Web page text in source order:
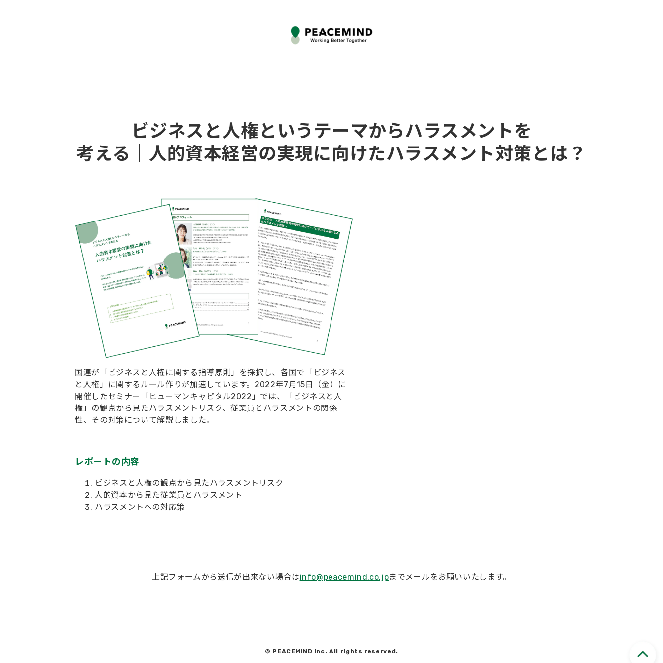
ビジネスと人権というテーマからハラスメントを
考える｜人的資本経営の実現に向けたハラスメント対策とは？
国連が「ビジネスと人権に関する指導原則」を採択し、各国で「ビジネス
と人権」に関するルール作りが加速しています。2022年7月15日（金）に
開催したセミナー「ヒューマンキャピタル2022」では、「ビジネスと人
権」の観点から見たハラスメントリスク、従業員とハラスメントの関係
性、その対策について解説しました。
レポートの内容
ビジネスと人権の観点から見たハラスメントリスク
人的資本から見た従業員とハラスメント
ハラスメントへの対応策
上記フォームから送信が出来ない場合はinfo@peacemind.co.jpまでメールをお願いいたします。
© PEACEMIND Inc. All rights reserved.